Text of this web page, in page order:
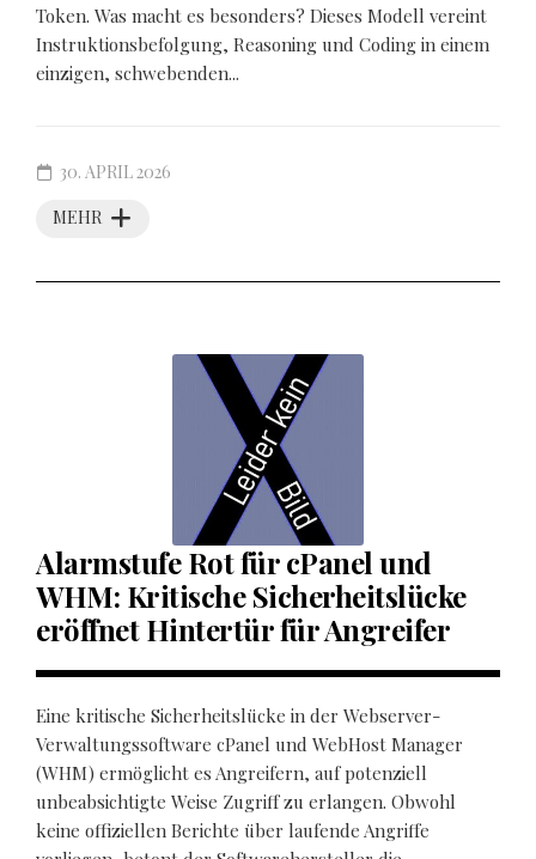
Token. Was macht es besonders? Dieses Modell vereint
Instruktionsbefolgung, Reasoning und Coding in einem
einzigen, schwebenden...
MEHR
30. APRIL 2026
Alarmstufe Rot für cPanel und
WHM: Kritische Sicherheitslücke
eröffnet Hintertür für Angreifer
Eine kritische Sicherheitslücke in der Webserver-
Verwaltungssoftware cPanel und WebHost Manager
(WHM) ermöglicht es Angreifern, auf potenziell
unbeabsichtigte Weise Zugriff zu erlangen. Obwohl
keine offiziellen Berichte über laufende Angriffe